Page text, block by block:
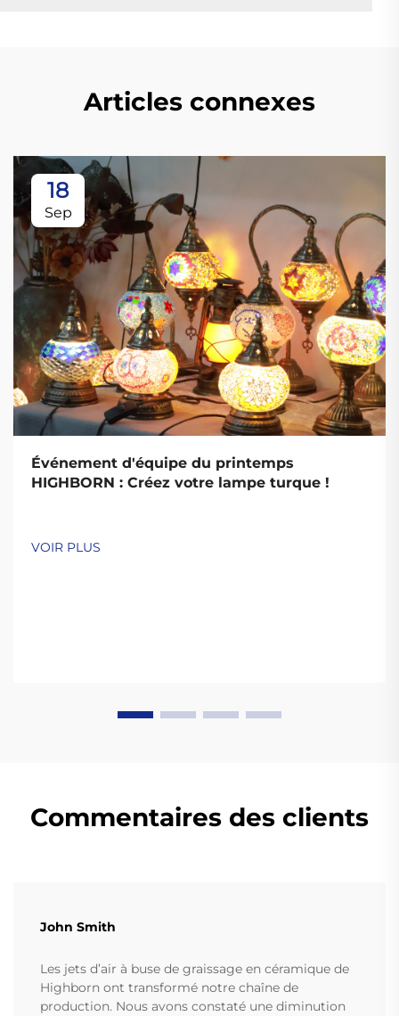
Articles connexes
18
Sep
Événement d'équipe du printemps
HIGHBORN : Créez votre lampe turque !
VOIR PLUS
Commentaires des clients
John Smith
Les jets d’air à buse de graissage en céramique de
Highborn ont transformé notre chaîne de
production. Nous avons constaté une diminution